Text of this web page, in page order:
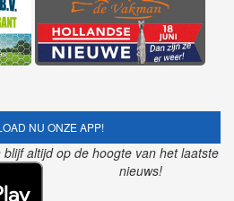
NU ONZE APP!
altijd op de hoogte van het laatste
nieuws!